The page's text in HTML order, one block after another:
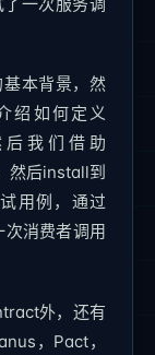
本背景，然
绍如何定义
后我们借助
然后install到
用例，通过
消费者调用
外，还有
，Pact，